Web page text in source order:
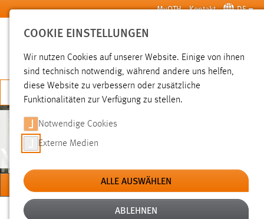
Zum Hauptinhalt springen MyOTH Kontakt DE
SUCHE
JETZT BEWERBEN
ALUMNI
MENÜ
Sie sind hier:
Studium Nach dem Studium Alumni
COOKIE EINSTELLUNGEN
Wir nutzen Cookies auf unserer Website. Einige von ihnen
sind technisch notwendig, während andere uns helfen,
diese Website zu verbessern oder zusätzliche
Funktionalitäten zur Verfügung zu stellen.
Notwendige Cookies
Externe Medien
ALLE AUSWÄHLEN
ABLEHNEN